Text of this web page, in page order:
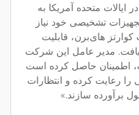
ایالات متحده آمریکا به
تشخیصی خود نیاز
های‌برن، قابلیت
افزایش یافت. مدیر عامل این شرکت
اطمینان حاصل کرده است
را رعایت کرده و انتظارات
برآورده سازند.»